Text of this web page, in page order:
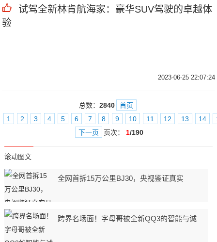
试驾全新林肯航海家：豪华SUV驾驶的卓越体
验
2023-06-25 22:07:24
总数： 2840
首页
1
2 3 4 5 6 7 8 9 10 11 12 13 14
下一页
页次： 1/190
滚动图文
全网首拆15万公里BJ30，央视鉴证真实
跨界名场面！字母哥被全新QQ3的智能与诚